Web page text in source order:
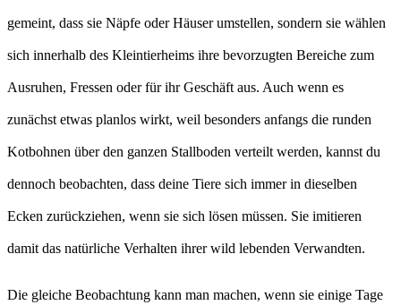
gemeint, dass sie Näpfe oder Häuser umstellen, sondern sie wählen
sich innerhalb des Kleintierheims ihre bevorzugten Bereiche zum
Ausruhen, Fressen oder für ihr Geschäft aus. Auch wenn es
zunächst etwas planlos wirkt, weil besonders anfangs die runden
Kotbohnen über den ganzen Stallboden verteilt werden, kannst du
dennoch beobachten, dass deine Tiere sich immer in dieselben
Ecken zurückziehen, wenn sie sich lösen müssen. Sie imitieren
damit das natürliche Verhalten ihrer wild lebenden Verwandten.
Die gleiche Beobachtung kann man machen, wenn sie einige Tage